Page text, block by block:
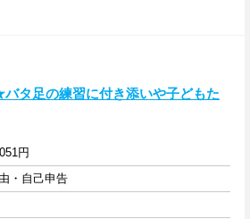
タ足の練習に付き添いや子どもた
円
・自己申告